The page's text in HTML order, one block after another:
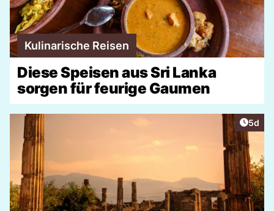
Kulinarische Reisen
Diese Speisen aus Sri Lanka
sorgen für feurige Gaumen
5d